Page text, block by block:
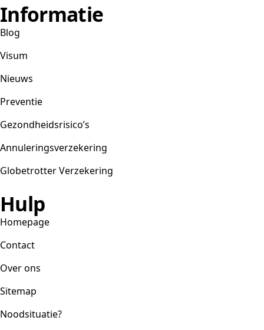
Informatie
Blog
Visum
Nieuws
Preventie
Gezondheidsrisico’s
Annuleringsverzekering
Globetrotter Verzekering
Hulp
Homepage
Contact
Over ons
Sitemap
Noodsituatie?